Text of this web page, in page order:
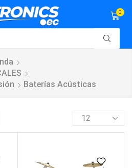
0
Baterías Acústicas